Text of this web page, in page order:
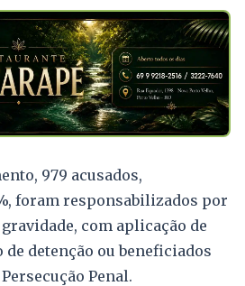
979 acusados,
foram responsabilizados por
com aplicação de
de detenção ou beneficiados
Penal.